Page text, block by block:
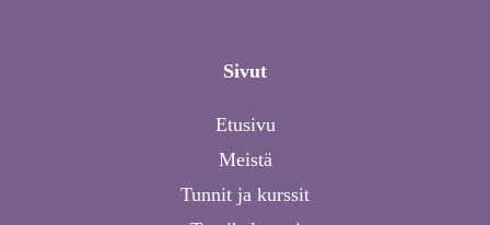
Sivut
Etusivu
Meistä
Tunnit ja kurssit